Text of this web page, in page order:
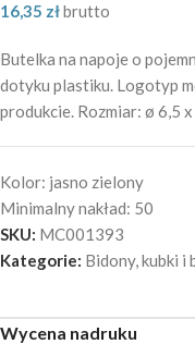
16,35 złbrutto
Butelka na napoje o
dotyku plastiku. Logotyp
produkcie. Rozmiar: ø 6,5 x
Kolor: jasno zielony
Minimalny nakład: 50
SKU: MC001393
Kategorie: Bidony, kubki i
Wycena nadruku